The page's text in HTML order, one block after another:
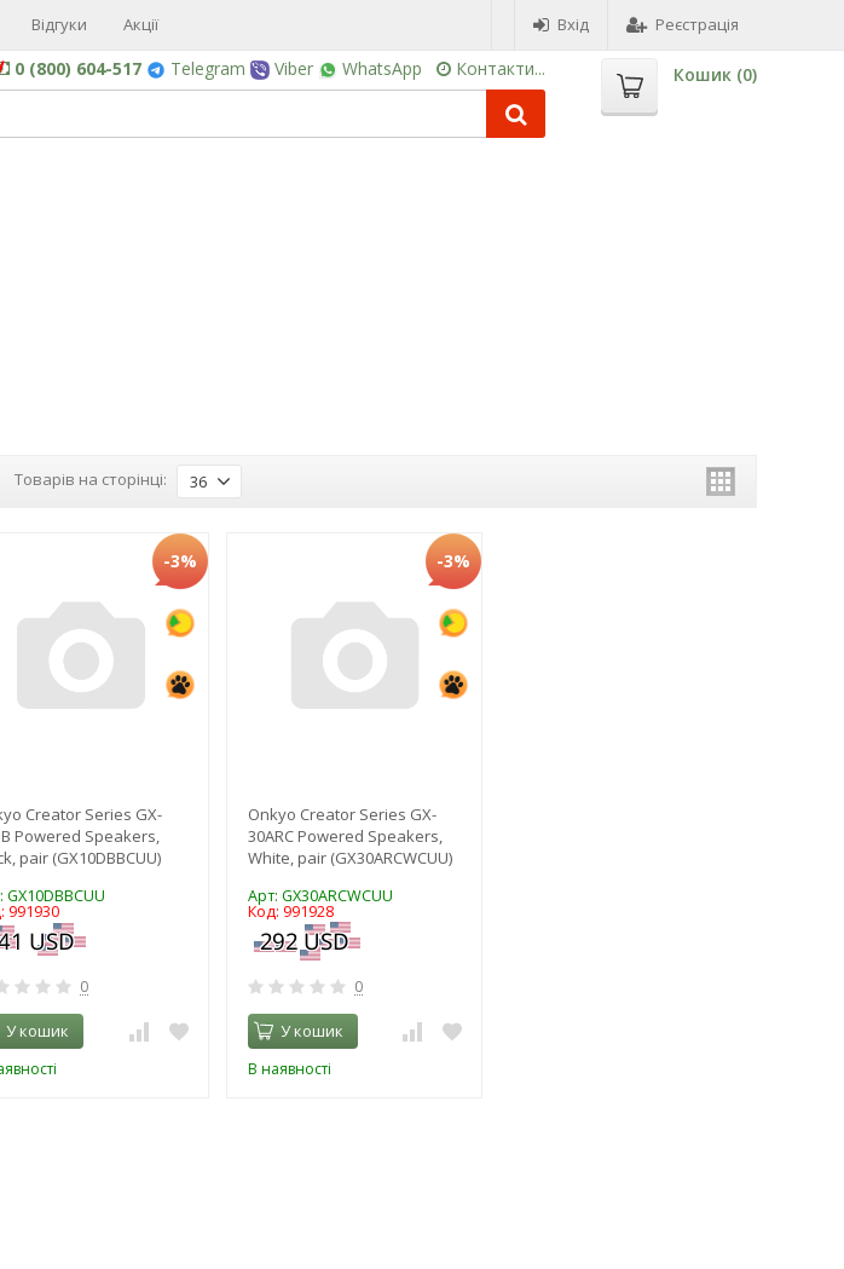
Відгуки Акції Вхід Реєстрація
0 (800) 604-517 Telegram Viber WhatsApp Контакти... Кошик (0)
Товарів на сторінці: 36
-3%
Creator Series GX-
Powered Speakers,
pair (GX10DBBCUU)
GX10DBBCUU
991930
0
У кошик
-3%
Onkyo Creator Series GX-
30ARC Powered Speakers,
White, pair (GX30ARCWCUU)
Арт: GX30ARCWCUU
Код: 991928
0
У кошик
В наявності